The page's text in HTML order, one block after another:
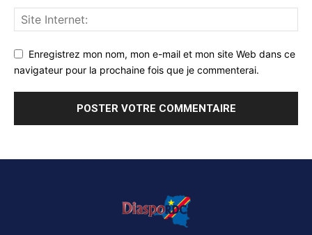
Enregistrez mon nom, mon e-mail et mon site Web dans ce
navigateur pour la prochaine fois que je commenterai.